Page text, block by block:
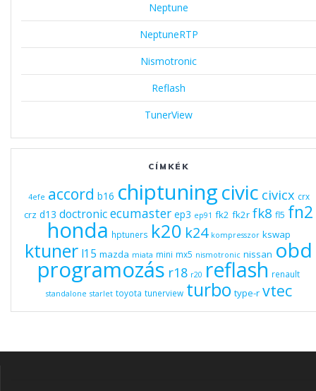
Neptune
NeptuneRTP
Nismotronic
Reflash
TunerView
CÍMKÉK
4efe accord b16 chiptuningcivic civicx crx
crz d13 doctronicecumaster ep3 ep91 fk2 fk2r fk8 fl5 fn2
honda hptuners k20 k24 kompresszor kswap
ktuner l15 mazda miata mini mx5 nismotronic nissan obd
programozás r18 r20 reflash renault
standalone starlet toyota tunerview turbo type-r vtec